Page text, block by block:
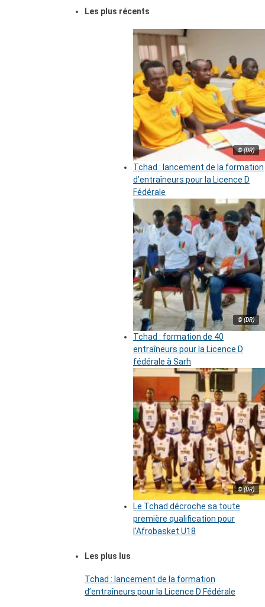
Les plus récents
© (DR)
Tchad : lancement de la formation
d’entraîneurs pour la Licence D
Fédérale
© (DR)
Tchad : formation de 40
entraîneurs pour la Licence D
fédérale à Sarh
© (DR)
Le Tchad décroche sa toute
première qualification pour
l’Afrobasket U18
Les plus lus
Tchad : lancement de la formation
d’entraîneurs pour la Licence D Fédérale